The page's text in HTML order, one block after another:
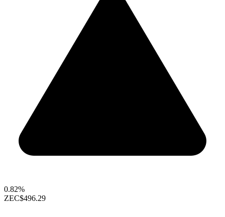
0.82%
ZEC$496.29